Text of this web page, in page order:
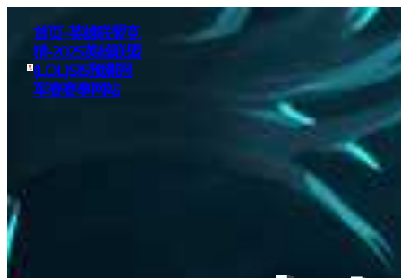
首页–英雄联盟竞
猜-2025英雄联盟
(LOL)S15预测冠
军赛赛事网站